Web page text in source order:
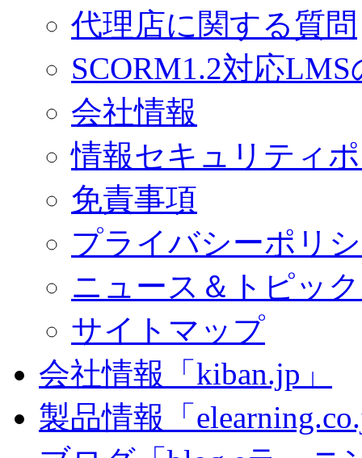
代理店に関する質問
SCORM1.2対応
会社情報
情報セキュリティ
免責事項
プライバシーポリ
ニュース＆トピッ
サイトマップ
会社情報「kiban.jp」
製品情報「